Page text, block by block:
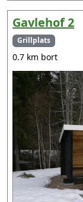
Gavlehof 2
Grillplats
0.7 km bort